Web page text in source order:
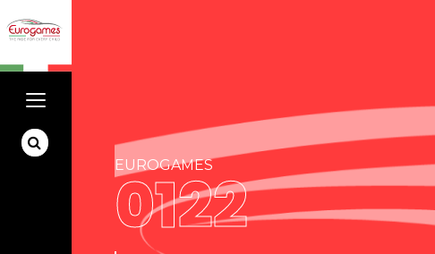
EUROGAMES
0122